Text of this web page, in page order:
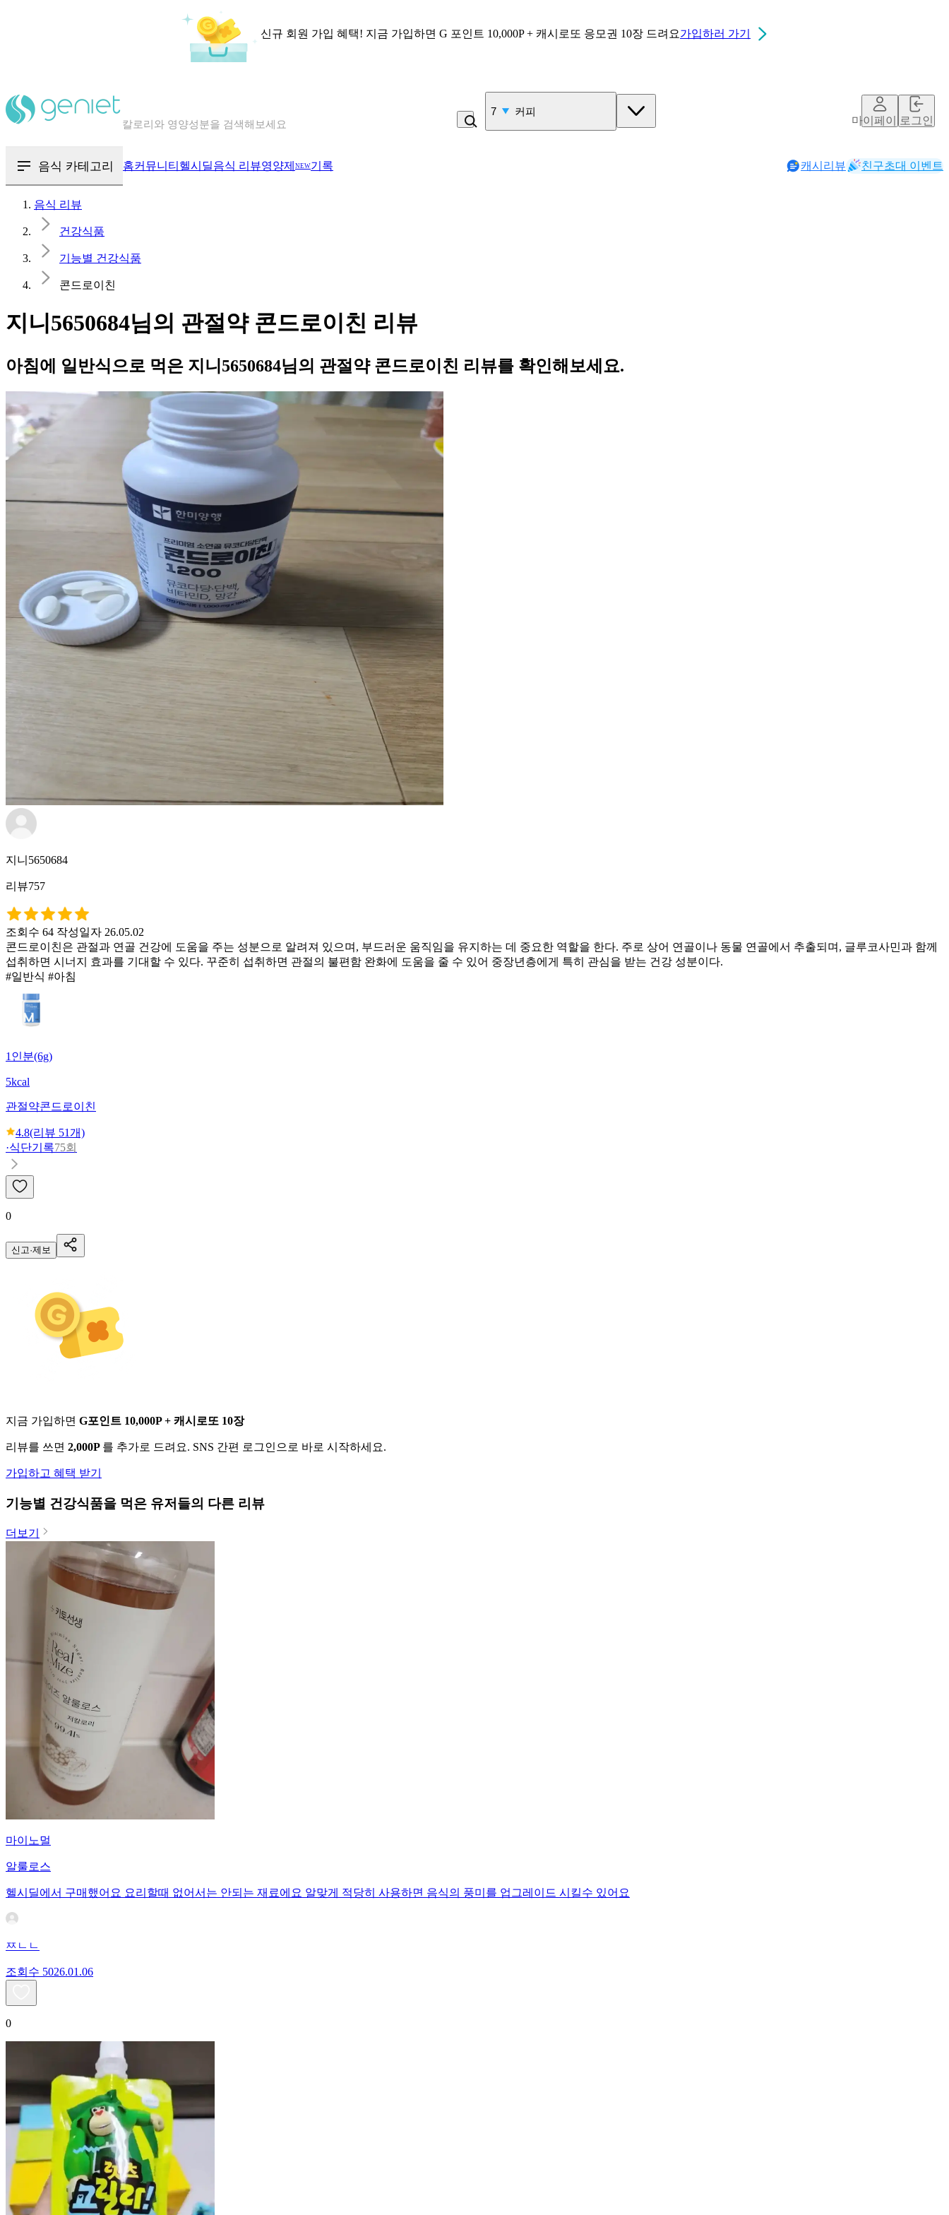
신규 회원 가입 혜택! 지금 가입하면 G 포인트 10,000P + 캐시로또 응모권 10장 드려요가입하러 가기
혈당 · 다이어트 음식 검색해보세요
7 커피
마이페이지로그인
음식 카테고리 홈커뮤니티 헬시딜음식 리뷰영양제 NEW기록 캐시리뷰 친구초대 이벤트
음식 리뷰
건강식품
기능별 건강식품
콘드로이친
지니5650684님의 관절약 콘드로이친 리뷰
아침에 일반식으로 먹은 지니5650684님의 관절약 콘드로이친 리뷰를 확인해보세요.
지니5650684
리뷰757
조회수 64 작성일자 26.05.02
콘드로이친은 관절과 연골 건강에 도움을 주는 성분으로 알려져 있으며, 부드러운 움직임을 유지하는 데 중요한 역할을 한다. 주로 상어 연골이나 동물 연골에서 추출되며, 글루코사민과 함께
섭취하면 시너지 효과를 기대할 수 있다. 꾸준히 섭취하면 관절의 불편함 완화에 도움을 줄 수 있어 중장년층에게 특히 관심을 받는 건강 성분이다.
#일반식 #아침
1인분(6g)
5kcal
관절약콘드로이친
4.8(리뷰 51개)
·식단기록75회
0
신고·제보
지금 가입하면 G포인트 10,000P + 캐시로또 10장
리뷰를 쓰면 2,000P 를 추가로 드려요. SNS 간편 로그인으로 바로 시작하세요.
가입하고 혜택 받기
기능별 건강식품을 먹은 유저들의 다른 리뷰
더보기
마이노멀
알룰로스
헬시딜에서 구매했어요 요리할때 없어서는 안되는 재료에요 알맞게 적당히 사용하면 음식의 풍미를 업그레이드 시킬수 있어요
ㅉㄴㄴ
조회수 5026.01.06
0